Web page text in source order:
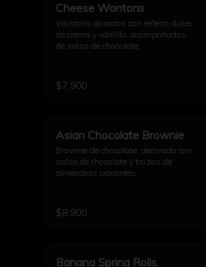
Cheese Wontons
Wontons dorados con relleno dulce
de crema y vainilla, acompañados
de salsa de chocolate.
$7.900
Asian Chocolate Brownie
Brownie de chocolate, decorado con
salsa de chocolate y trozos de
almendras crocantes
$8.900
Banana Spring Rolls.